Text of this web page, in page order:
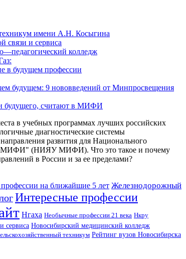
имени А.Н. Косыгина
связи и сервиса
колледж
в будущем профессии
будущем: 9 нововведений от Минпросвещения
будущего, считают в МИФИ
в учебных программах лучших российских
диагностические системы
развития для Национального
"МИФИ" (НИЯУ МИФИ). Что это такое и почему
в России и за ее пределами?
на ближайшие 5 лет Железнодорожный
Интересные профессии
Нгаха Необычные профессии 21 века Нкру
сервиса Новосибирский медицинский колледж
техникум Рейтинг вузов Новосибирска